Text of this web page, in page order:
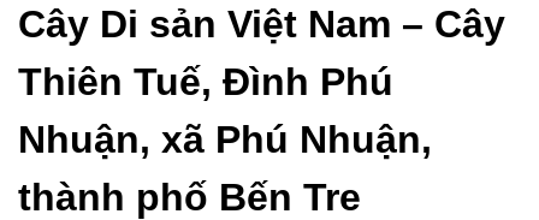
Cây Di sản Việt Nam – Cây
Thiên Tuế, Đình Phú
Nhuận, xã Phú Nhuận,
thành phố Bến Tre